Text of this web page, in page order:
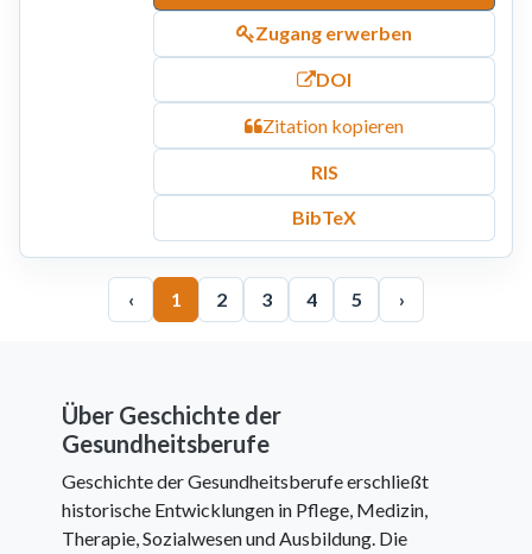
Zugang erwerben
DOI
Zitation kopieren
RIS
BibTeX
‹ 1 2 3 4 5 ›
Über Geschichte der
Gesundheitsberufe
Geschichte der Gesundheitsberufe erschließt
historische Entwicklungen in Pflege, Medizin,
Therapie, Sozialwesen und Ausbildung. Die